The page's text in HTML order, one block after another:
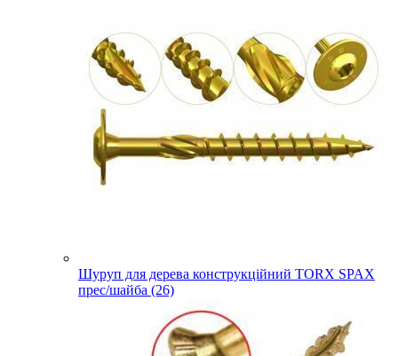
Шуруп для дерева конструкційний TORX SPAX
прес/шайба (26)